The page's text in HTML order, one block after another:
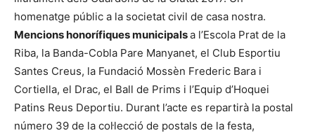
homenatge públic a la societat civil de casa nostra.
Mencions honorífiques municipalsa l’Escola Prat de la
Riba, la Banda-Cobla Pare Manyanet, el Club Esportiu
Santes Creus, la Fundació Mossèn Frederic Bara i
Cortiella, el Drac, el Ball de Prims i l’Equip d’Hoquei
Patins Reus Deportiu. Durant l’acte es repartirà la postal
número 39 de la col·lecció de postals de la festa,